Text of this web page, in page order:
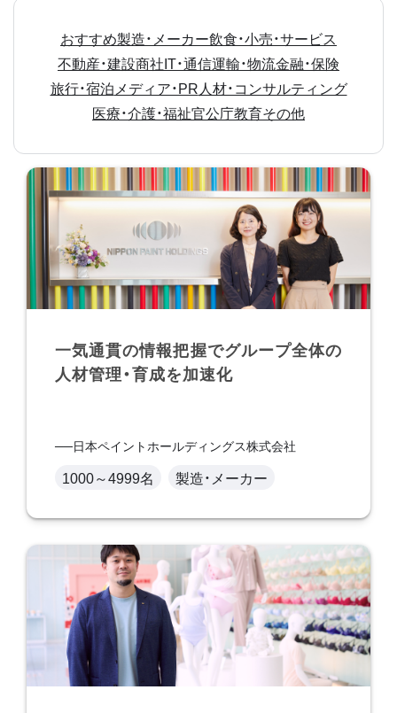
おすすめ製造・メーカー飲食・小売・サービス
不動産・建設商社IT・通信運輸・物流金融・保険
旅行・宿泊 メディア・PR人材・コンサルティング
医療・介護・福祉官公庁教育その他
一気通貫の情報把握でグループ全体の
人材管理・育成を加速化
日本ペイントホールディングス株式会社
1000～4999名 製造・メーカー